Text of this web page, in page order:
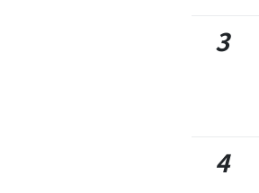
3
4